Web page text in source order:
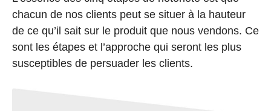
chacun de nos clients peut se situer à la hauteur
de ce qu’il sait sur le produit que nous vendons. Ce
sont les étapes et l’approche qui seront les plus
susceptibles de persuader les clients.